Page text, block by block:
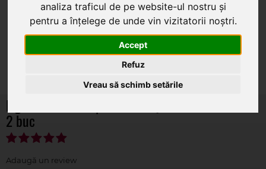
analiza traficul de pe website-ul nostru și
pentru a înțelege de unde vin vizitatorii noștri.
Accept
Refuz
Vreau să schimb setările
Figurine ursuleti pentru aranjamente florale set
2 buc